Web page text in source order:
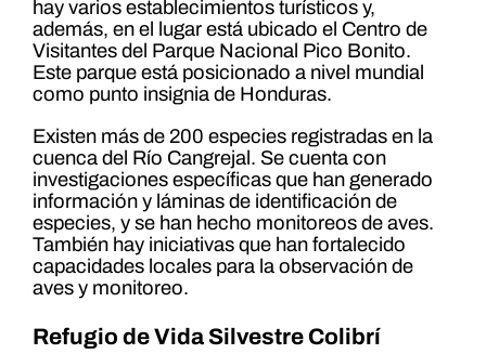
hay varios establecimientos turísticos y,
además, en el lugar está ubicado el Centro de
Visitantes del Parque Nacional Pico Bonito.
Este parque está posicionado a nivel mundial
como punto insignia de Honduras.
Existen más de 200 especies registradas en la
cuenca del Río Cangrejal. Se cuenta con
investigaciones específicas que han generado
información y láminas de identificación de
especies, y se han hecho monitoreos de aves.
También hay iniciativas que han fortalecido
capacidades locales para la observación de
aves y monitoreo.
Refugio de Vida Silvestre Colibrí